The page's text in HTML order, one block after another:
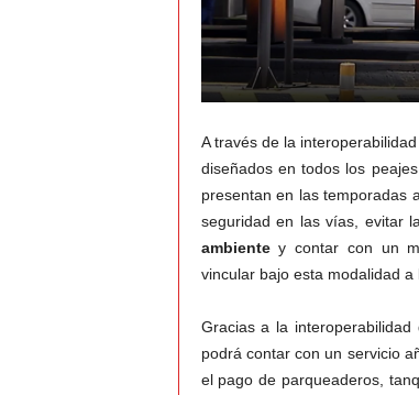
A través de la
diseñados en todos los
presentan en las temporadas
seguridad en las vías, evitar
ambientey contar con un
vincular bajo esta modalidad a
Gracias a la
podrá contar con un servicio
el pago de parqueaderos,